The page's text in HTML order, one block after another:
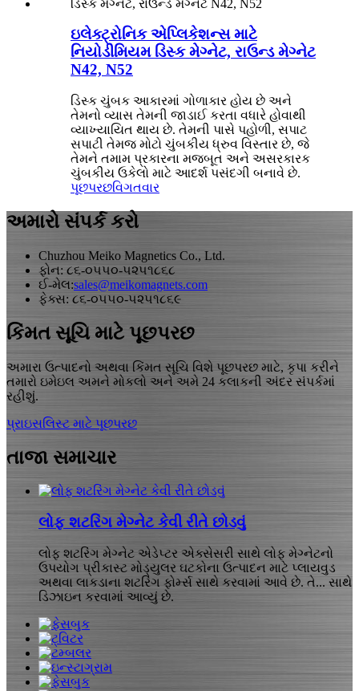
ઇલેક્ટ્રોનિક એપ્લિકેશન્સ માટે
નિયોડીમિયમ ડિસ્ક મેગ્નેટ, રાઉન્ડ મેગ્નેટ
N42, N52
ડિસ્ક ચુંબક આકારમાં ગોળાકાર હોય છે અને
તેમનો વ્યાસ તેમની જાડાઈ કરતા વધારે હોવાથી
વ્યાખ્યાયિત થાય છે. તેમની પાસે પહોળી, સપાટ
સપાટી તેમજ મોટો ચુંબકીય ધ્રુવ વિસ્તાર છે, જે
તેમને તમામ પ્રકારના મજબૂત અને અસરકારક
ચુંબકીય ઉકેલો માટે આદર્શ પસંદગી બનાવે છે.
પૂછપરછવિગતવાર
અમારો સંપર્ક કરો
Chuzhou Meiko Magnetics Co., Ltd.
ફોન: ૮૬-૦૫૫૦-૫૨૫૧૮૬૮
ઈ-મેલ:sales@meikomagnets.com
ફેક્સ: ૮૬-૦૫૫૦-૫૨૫૧૮૬૯
કિંમત સૂચિ માટે પૂછપરછ
અમારા ઉત્પાદનો અથવા કિંમત સૂચિ વિશે પૂછપરછ માટે, કૃપા કરીને
તમારો ઇમેઇલ અમને મોકલો અને અમે 24 કલાકની અંદર સંપર્કમાં
રહીશું.
પ્રાઇસલિસ્ટ માટે પૂછપરછ
તાજા સમાચાર
લોફ શટરિંગ મેગ્નેટ કેવી રીતે છોડવું
લોફ શટરિંગ મેગ્નેટ એડેપ્ટર એક્સેસરી સાથે લોફ મેગ્નેટનો
ઉપયોગ પ્રીકાસ્ટ મોડ્યુલર ઘટકોના ઉત્પાદન માટે પ્લાયવુડ
અથવા લાકડાના શટરિંગ ફોર્મ્સ સાથે કરવામાં આવે છે. તે... સાથે
ડિઝાઇન કરવામાં આવ્યું છે.